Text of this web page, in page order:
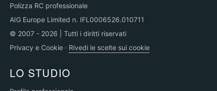
Polizza RC professionale
AIG Europe Limited n. IFL0006526.010711
© 2007 - 2026 | Tutti i diritti riservati
Privacy e Cookie · Rivedi le scelte sui cookie
LO STUDIO